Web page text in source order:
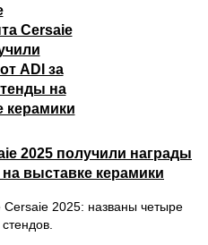
2025 получили награды
выставке керамики
Cersaie 2025: названы четыре